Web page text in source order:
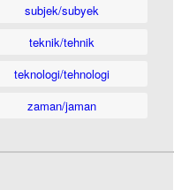
subjek/subyek
teknik/tehnik
teknologi/tehnologi
zaman/jaman